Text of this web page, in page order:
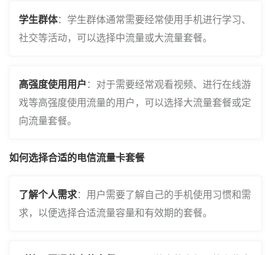
学生群体：学生群体通常需要经常使用手机进行学习、
社交等活动，可以选择中流量或大流量套餐。
高强度使用用户：对于需要经常观看视频、进行在线游
戏等高强度使用流量的用户，可以选择大流量套餐或定
向流量套餐。
如何选择合适的电信流量卡套餐
了解个人需求：用户需要了解自己的手机使用习惯和需
求，以便选择合适流量容量和有效期的套餐。